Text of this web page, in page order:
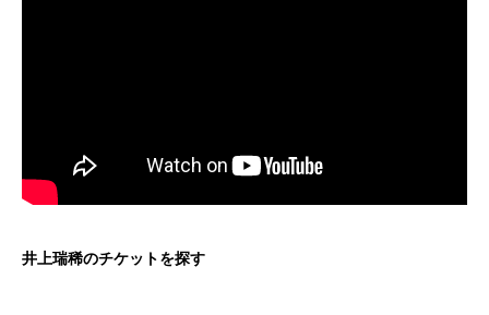
井上瑞稀のチケットを探す